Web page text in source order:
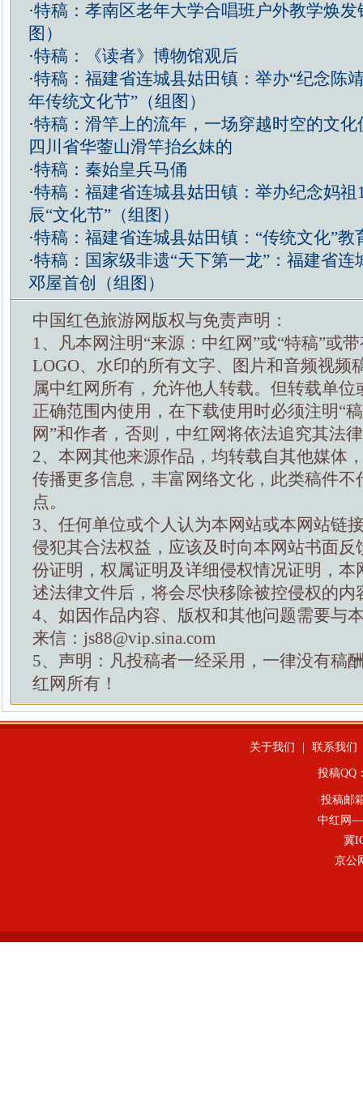
·特稿：孝南区老年大学合唱班户外教学焕发
图）
·特稿：《读者》博物馆观后
·特稿：福建省连城县姑田镇：举办“纪念陈
年传统文化节”（组图）
·特稿：滑竿上的流年，一场穿越时空的文
四川省华蓥山滑竿抬幺妹的
·特稿：秦始皇兵马俑
·特稿：福建省连城县姑田镇：举办纪念妈祖
辰“文化节”（组图）
·特稿：福建省连城县姑田镇：“传统文化”教
·特稿：国家级非遗“天下第一龙”：福建省
邓屋首创（组图）
中国红色旅游网版权与免责声明：
1、凡本网注明“来源：中红网”或“特稿”或
LOGO、水印的所有文字、图片和音频视频
属中红网所有，允许他人转载。但转载单位
正确范围内使用，在下载使用时必须注明“
网”和作者，否则，中红网将依法追究其法
2、本网其他来源作品，均转载自其他媒体
传播更多信息，丰富网络文化，此类稿件不
点。
3、任何单位或个人认为本网站或本网站链
侵犯其合法权益，应该及时向本网站书面反
份证明，权属证明及详细侵权情况证明，本
述法律文件后，将会尽快移除被控侵权的内
4、如因作品内容、版权和其他问题需要与
来信：js88@vip.sina.com
5、声明：凡投稿者一经采用，一律没有稿
红网所有！
关于我们 联系我们
投稿QQ
投稿邮
中红网—
冀
京公